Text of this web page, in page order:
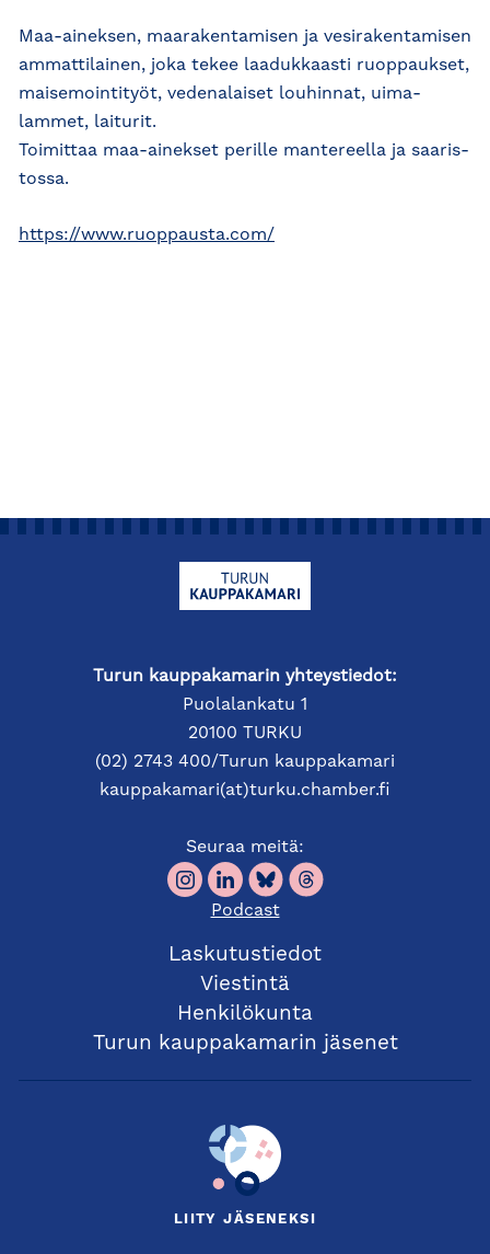
Maa-aineksen, maarakentamisen ja vesi­raken­tamisen
ammatti­lainen, joka tekee laaduk­kaasti ruop­paukset,
maisemointi­työt, veden­alaiset louhinnat, uima­
lammet, laiturit.
Toimit­taa maa-ainekset perille mante­reella ja saaris­
tossa.
https://www.ruoppausta.com/
Turun kauppakamarin yhteystiedot:
Puolalankatu 1
20100 TURKU
(02) 2743 400/Turun kauppakamari
kauppakamari(at)turku.chamber.fi
Seuraa meitä:
Podcast
Laskutustiedot
Viestintä
Henkilökunta
Turun kauppakamarin jäsenet
LIITY JÄSENEKSI